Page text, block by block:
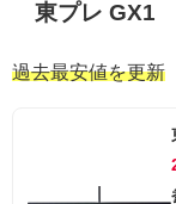
東プレ GX1
過去最安値を更新